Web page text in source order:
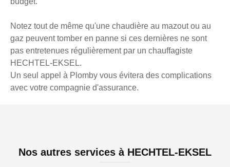
Notez tout de même qu'une chaudière au mazout ou au
gaz peuvent tomber en panne si ces dernières ne sont
pas entretenues régulièrement par un chauffagiste
HECHTEL-EKSEL.
Un seul appel à Plomby vous évitera des complications
avec votre compagnie d'assurance.
Nos autres services à HECHTEL-EKSEL